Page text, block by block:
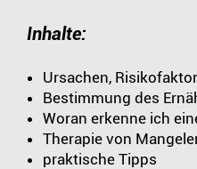
Inhalte:
Ursachen,
Bestimmung des
Woran erkenne ich
Therapie von
praktische Tipps